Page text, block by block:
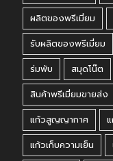
ผลิตของพรีเมี่ยม
รับผลิตของพรีเมี่ยม
ร่มพับ
สมุดโน๊ต
สินค้าพรีเมี่ยมขายส่ง
แก้วสูญญากาศ
แก้วเก็บความเย็น